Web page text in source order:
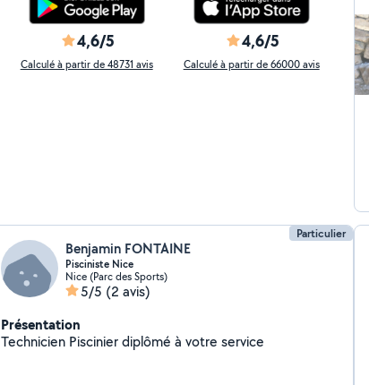
4,6/5
Calculé à partir de 48731 avis
4,6/5
Calculé à partir de 66000 avis
Particulier
Benjamin FONTAINE
Pisciniste Nice
Nice (Parc des Sports)
5/5 (2 avis)
Présentation
Technicien Piscinier diplômé à votre service